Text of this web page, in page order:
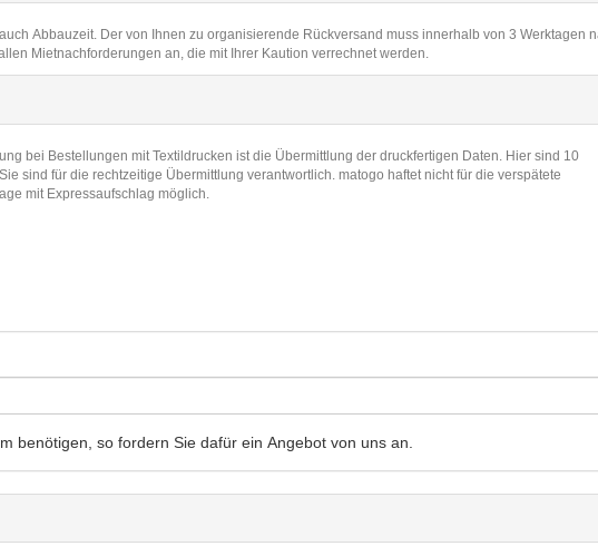
Abbauzeit. Der von Ihnen zu organisierende Rückversand muss innerhalb von 3 Werktagen
Mietnachforderungen an, die mit Ihrer Kaution verrechnet werden.
bei Bestellungen mit Textildrucken ist die Übermittlung der druckfertigen Daten. Hier sind 10
sind für die rechtzeitige Übermittlung verantwortlich. matogo haftet nicht für die verspätete
mit Expressaufschlag möglich.
benötigen, so fordern Sie dafür ein Angebot von uns an.